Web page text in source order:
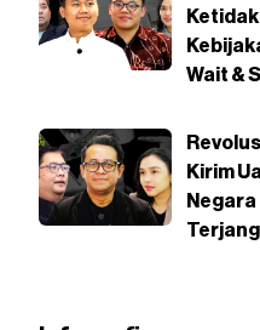
Wait &
Kirim